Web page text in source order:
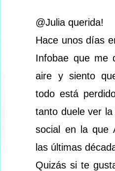
@Julia querida!
Hace unos días
Infobae que me
aire y siento
todo está
tanto duele ver
social en la que
las últimas
Quizás si te